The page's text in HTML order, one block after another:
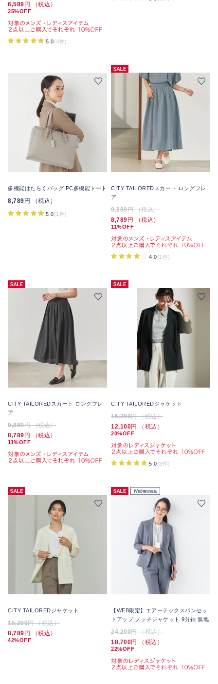
6,589円 （税込）
25%OFF
5.0(4件)
多機能はたらくバッグ PC多機能トート
8,789円 （税込）
5.0(1件)
CITY TAILOREDスカート ロングフレ
ア
9,889円 （税込）
8,789円 （税込）
11%OFF
4.0(1件)
CITY TAILOREDスカート ロングフレ
ア
9,889円 （税込）
8,789円 （税込）
11%OFF
CITY TAILOREDジャケット
15,290円 （税込）
12,100円 （税込）
20%OFF
5.0(3件)
CITY TAILOREDジャケット
15,290円 （税込）
8,789円 （税込）
42%OFF
【WEB限定】エアーテックスパンセッ
トアップ ノッチジャケット 9分袖 無地
24,200円 （税込）
18,700円 （税込）
22%OFF